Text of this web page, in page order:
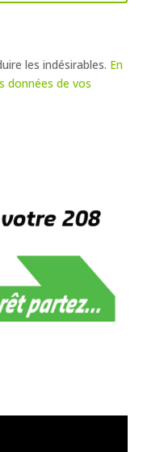
les indésirables. En
données de vos